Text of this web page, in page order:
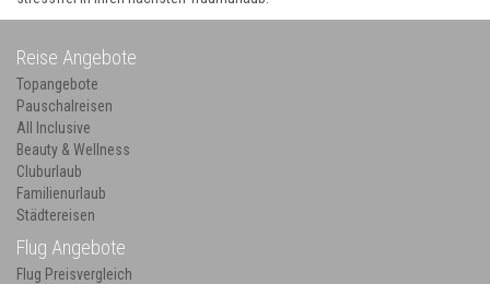
Reise Angebote
Topangebote
Pauschalreisen
All Inclusive
Beauty & Wellness
Cluburlaub
Familienurlaub
Städtereisen
Flug Angebote
Flug Preisvergleich